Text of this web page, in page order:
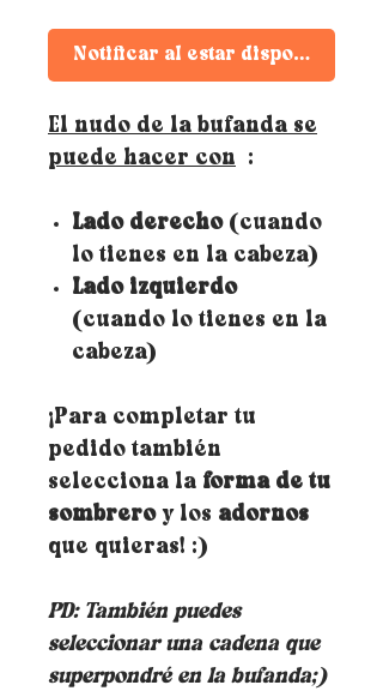
Notificar al estar disponible
El nudo de la bufanda se
puede hacer con :
Lado derecho(cuando
lo tienes en la cabeza)
Lado izquierdo
(cuando lo tienes en la
cabeza)
¡Para completar tu
pedido también
selecciona la forma de tu
sombreroy los adornos
que quieras! :)
PD: También puedes
seleccionar una cadena que
superpondré en la bufanda;)